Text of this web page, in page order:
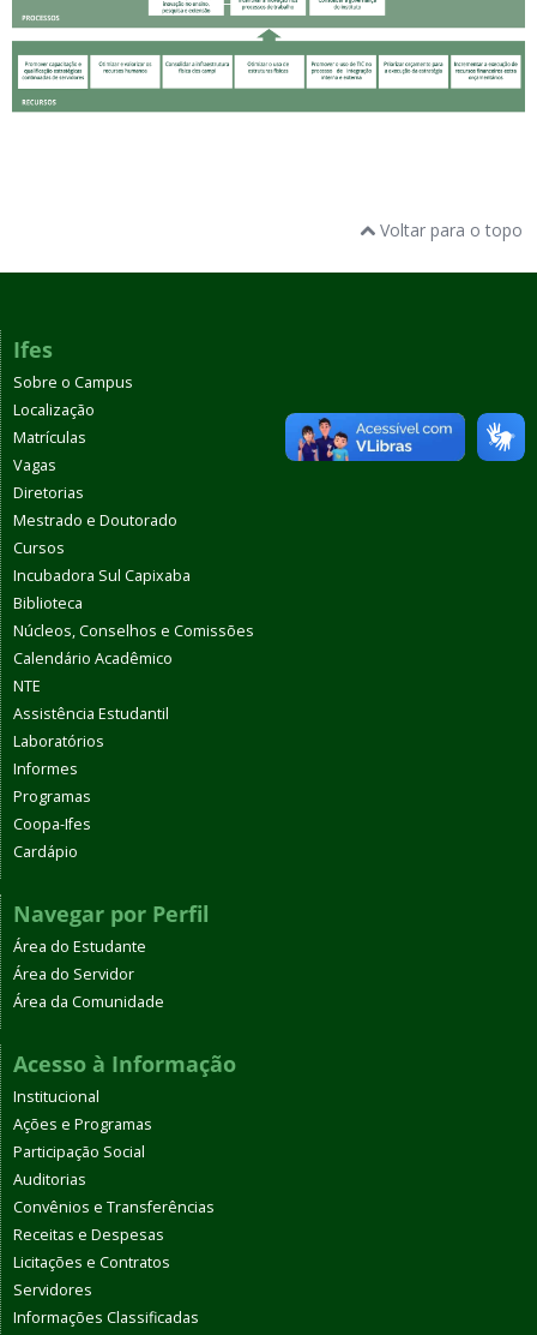
Voltar para o topo
Ifes
Sobre o Campus
Localização
Matrículas
Vagas
Diretorias
Mestrado e Doutorado
Cursos
Incubadora Sul Capixaba
Biblioteca
Núcleos, Conselhos e Comissões
Calendário Acadêmico
NTE
Assistência Estudantil
Laboratórios
Informes
Programas
Coopa-Ifes
Cardápio
Navegar por Perfil
Área do Estudante
Área do Servidor
Área da Comunidade
Acesso à Informação
Institucional
Ações e Programas
Participação Social
Auditorias
Convênios e Transferências
Receitas e Despesas
Licitações e Contratos
Servidores
Informações Classificadas